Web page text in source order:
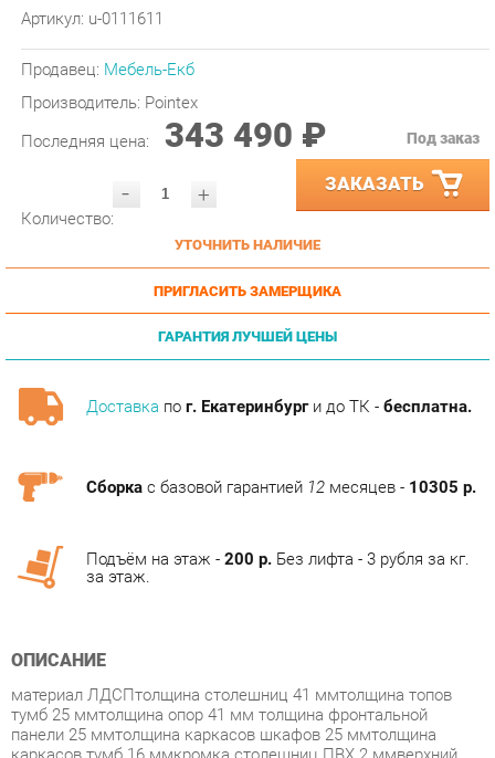
Производитель:Pointex
Последняя цена: 343 490 ₽
- ЗАКАЗАТЬ
УТОЧНИТЬ НАЛИЧИЕ
ПРИГЛАСИТЬ ЗАМЕРЩИКА
ГАРАНТИЯ ЛУЧШЕЙ ЦЕНЫ
Доставкапог. Екатеринбурги до ТК -бесплатна.
тумб 25 ммтолщина опор 41 мм толщина фронтальной
каркасов тумб 16 ммкромка столешниц ПВХ 2 ммверхний
ящик тумб с замкомстекло тонированноерегулируемые
опоры